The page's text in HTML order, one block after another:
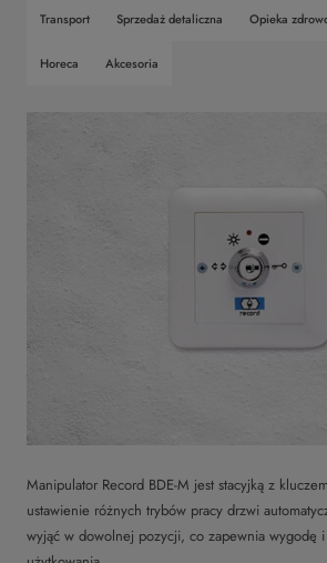
Transport Sprzedaż detaliczna Opieka
Horeca Akcesoria
Manipulator Record BDE-M jest stacyjką z
ustawienie różnych trybów pracy drzwi
wyjąć w dowolnej pozycji, co zapewnia wygodę